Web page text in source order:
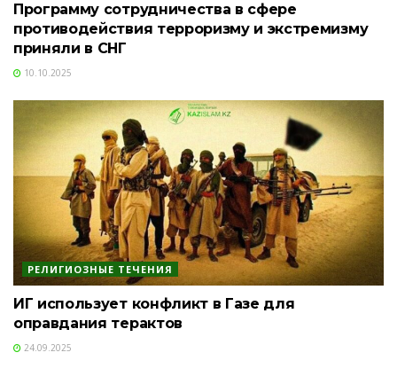
Программу сотрудничества в сфере
противодействия терроризму и экстремизму
приняли в СНГ
10.10.2025
РЕЛИГИОЗНЫЕ ТЕЧЕНИЯ
ИГ использует конфликт в Газе для
оправдания терактов
24.09.2025